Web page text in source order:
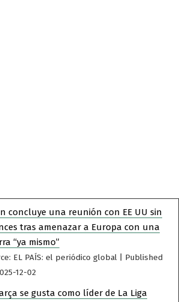
concluye una reunión con EE UU sin
tras amenazar a Europa con una
“ya mismo”
EL PAÍS: el periódico global
Published
12-02
se gusta como líder de La Liga